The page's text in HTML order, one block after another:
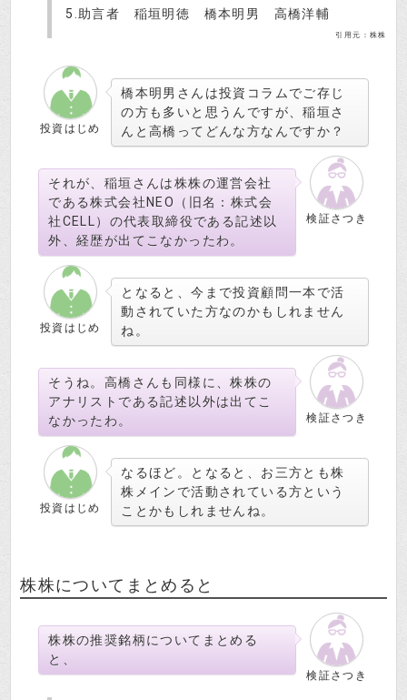
5.助言者 稲垣明徳 橋本明男 高橋洋輔
引用元：株株
投資はじめ
橋本明男さんは投資コラムでご存じ
の方も多いと思うんですが、稲垣さ
んと高橋ってどんな方なんですか？
検証さつき
それが、稲垣さんは株株の運営会社
である株式会社NEO（旧名：株式会
社CELL）の代表取締役である記述以
外、経歴が出てこなかったわ。
投資はじめ
となると、今まで投資顧問一本で活
動されていた方なのかもしれません
ね。
検証さつき
そうね。高橋さんも同様に、株株の
アナリストである記述以外は出てこ
なかったわ。
投資はじめ
なるほど。となると、お三方とも株
株メインで活動されている方という
ことかもしれませんね。
株株についてまとめると
検証さつき
株株の推奨銘柄についてまとめる
と、